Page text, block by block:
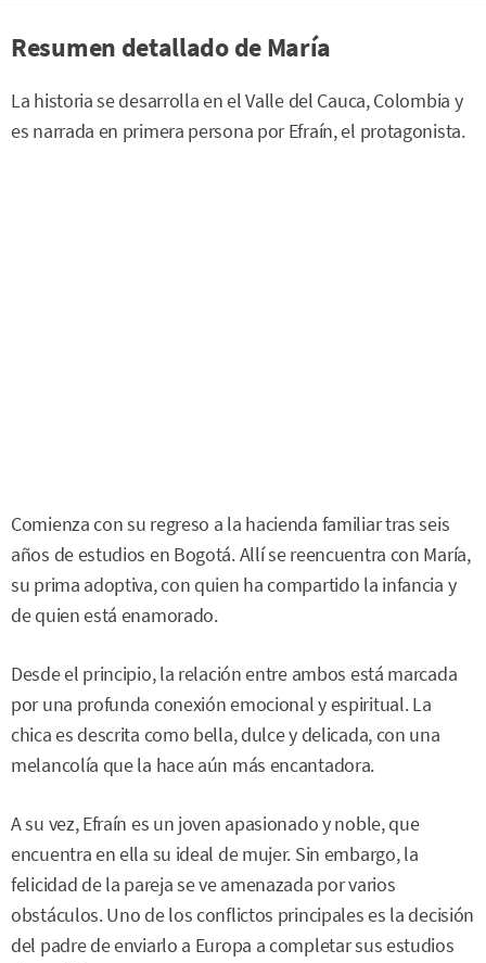
Resumen detallado de María
La historia se desarrolla en el Valle del Cauca, Colombia y
es narrada en primera persona por Efraín, el protagonista.
Comienza con su regreso a la hacienda familiar tras seis
años de estudios en Bogotá. Allí se reencuentra con María,
su prima adoptiva, con quien ha compartido la infancia y
de quien está enamorado.
Desde el principio, la relación entre ambos está marcada
por una profunda conexión emocional y espiritual. La
chica es descrita como bella, dulce y delicada, con una
melancolía que la hace aún más encantadora.
A su vez, Efraín es un joven apasionado y noble, que
encuentra en ella su ideal de mujer. Sin embargo, la
felicidad de la pareja se ve amenazada por varios
obstáculos. Uno de los conflictos principales es la decisión
del padre de enviarlo a Europa a completar sus estudios